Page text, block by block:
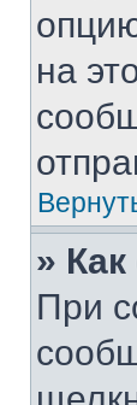
на
»
При